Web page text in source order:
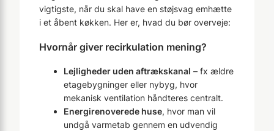
vigtigste, når du skal have en støjsvag emhætte
i et åbent køkken. Her er, hvad du bør overveje:
Hvornår giver recirkulation mening?
Lejligheder uden aftrækskanal – fx ældre
etagebygninger eller nybyg, hvor
mekanisk ventilation håndteres centralt.
Energirenoverede huse, hvor man vil
undgå varmetab gennem en udvendig